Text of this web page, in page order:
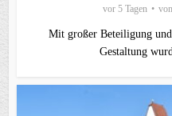
vor 5 Tagen von
Mit großer Beteiligung
Gestaltung